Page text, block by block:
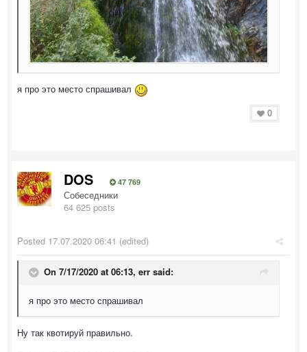
я про это место спрашивал
0
DOS 47 769
Собеседники
64 625 posts
Posted 17.07.2020 06:41 (edited)
On 7/17/2020 at 06:13, err said:
я про это место спрашивал
Ну так квотируй правильно.